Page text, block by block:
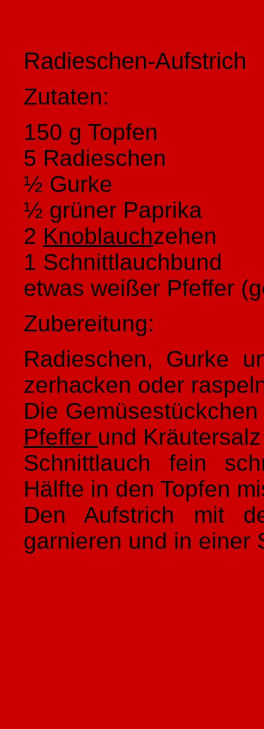
Radieschen-Aufstrich
Zutaten:
150 g Topfen
5 Radieschen
½ Gurke
½ grüner Paprika
2 Knoblauchzehen
1 Schnittlauchbund
etwas weißer Pfeffer
Zubereitung:
Radieschen, Gurke
zerhacken oder
Die
Pfeffer und
Schnittlauch fein
Hälfte in den Topfen
Den Aufstrich mit
garnieren und in einer